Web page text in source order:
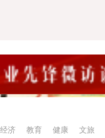
经济 教育 健康 文旅